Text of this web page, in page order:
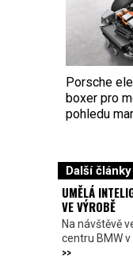
Porsche
boxer pro
pohledu
Další články
UMĚLÁ
VE VÝROBĚ
Na návštěvě
centru BMW v
>>